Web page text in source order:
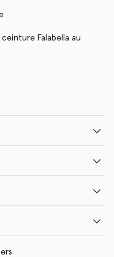
Falabella au